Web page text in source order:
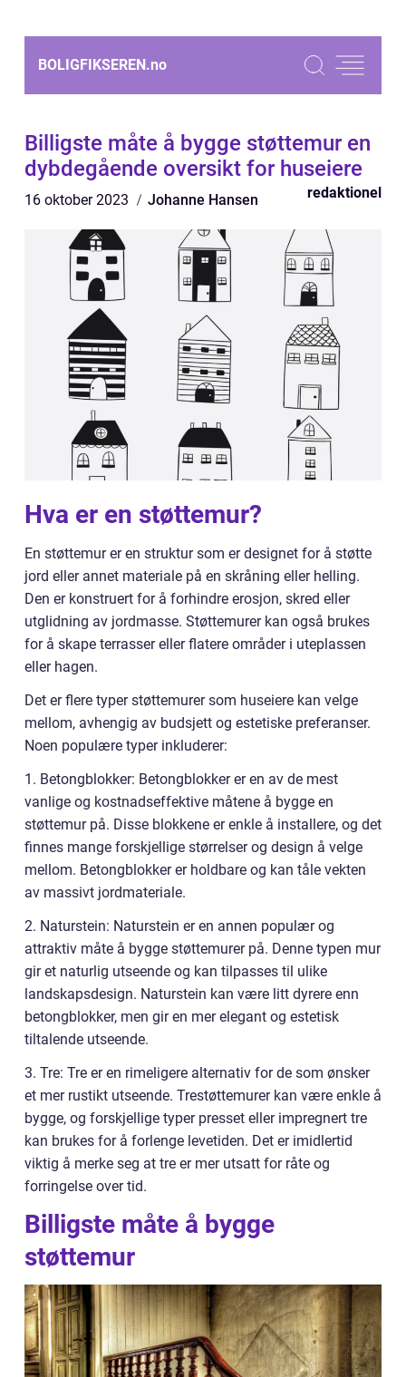
BOLIGFIKSEREN.no
Billigste måte å bygge støttemur en
dybdegående oversikt for huseiere
16 oktober 2023 Johanne Hansen redaktionel
Hva er en støttemur?
En støttemur er en struktur som er designet for å støtte
jord eller annet materiale på en skråning eller helling.
Den er konstruert for å forhindre erosjon, skred eller
utglidning av jordmasse. Støttemurer kan også brukes
for å skape terrasser eller flatere områder i uteplassen
eller hagen.
Det er flere typer støttemurer som huseiere kan velge
mellom, avhengig av budsjett og estetiske preferanser.
Noen populære typer inkluderer:
1. Betongblokker: Betongblokker er en av de mest
vanlige og kostnadseffektive måtene å bygge en
støttemur på. Disse blokkene er enkle å installere, og det
finnes mange forskjellige størrelser og design å velge
mellom. Betongblokker er holdbare og kan tåle vekten
av massivt jordmateriale.
2. Naturstein: Naturstein er en annen populær og
attraktiv måte å bygge støttemurer på. Denne typen mur
gir et naturlig utseende og kan tilpasses til ulike
landskapsdesign. Naturstein kan være litt dyrere enn
betongblokker, men gir en mer elegant og estetisk
tiltalende utseende.
3. Tre: Tre er en rimeligere alternativ for de som ønsker
et mer rustikt utseende. Trestøttemurer kan være enkle å
bygge, og forskjellige typer presset eller impregnert tre
kan brukes for å forlenge levetiden. Det er imidlertid
viktig å merke seg at tre er mer utsatt for råte og
forringelse over tid.
Billigste måte å bygge
støttemur